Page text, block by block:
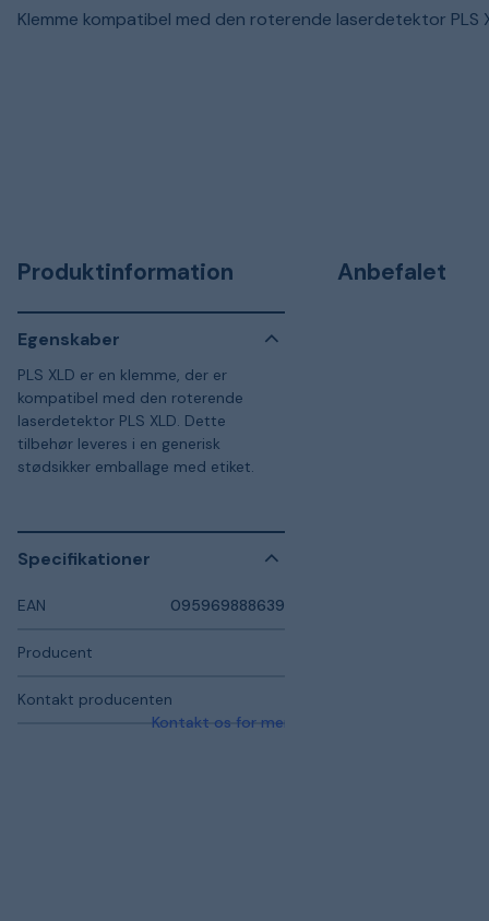
Klemme kompatibel med den roterende laserdetektor PLS
Produktinformation
Egenskaber
PLS XLD er en klemme, der er
kompatibel med den roterende
laserdetektor PLS XLD. Dette
tilbehør leveres i en generisk
stødsikker emballage med etiket.
Specifikationer
EAN 095969888639
Producent
Kontakt producenten
Kontakt os for mere information
Anbefalet